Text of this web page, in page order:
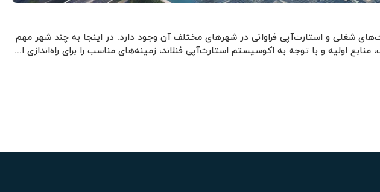
شغلی و استارت‌آپی فراوانی در شهرهای مختلف آن وجود دارد. در اینجا به چند شهر مهم
اولیه و با توجه به اکوسیستم استارت‌آپی فنلاند، زمینه‌های مناسب را برای راه‌اندازی ا...